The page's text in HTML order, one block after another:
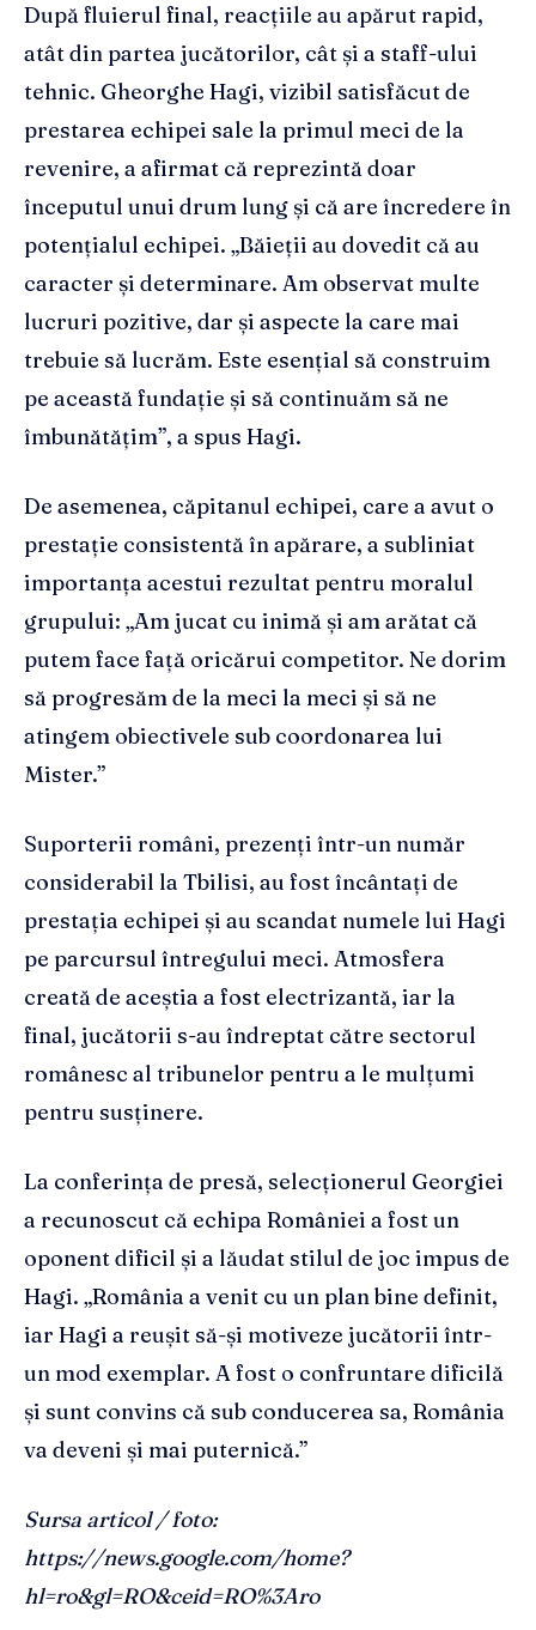
După fluierul final, reacțiile au apărut rapid,
atât din partea jucătorilor, cât și a staff-ului
tehnic. Gheorghe Hagi, vizibil satisfăcut de
prestarea echipei sale la primul meci de la
revenire, a afirmat că reprezintă doar
începutul unui drum lung și că are încredere în
potențialul echipei. „Băieții au dovedit că au
caracter și determinare. Am observat multe
lucruri pozitive, dar și aspecte la care mai
trebuie să lucrăm. Este esențial să construim
pe această fundație și să continuăm să ne
îmbunătățim”, a spus Hagi.
De asemenea, căpitanul echipei, care a avut o
prestație consistentă în apărare, a subliniat
importanța acestui rezultat pentru moralul
grupului: „Am jucat cu inimă și am arătat că
putem face față oricărui competitor. Ne dorim
să progresăm de la meci la meci și să ne
atingem obiectivele sub coordonarea lui
Mister.”
Suporterii români, prezenți într-un număr
considerabil la Tbilisi, au fost încântați de
prestația echipei și au scandat numele lui Hagi
pe parcursul întregului meci. Atmosfera
creată de aceștia a fost electrizantă, iar la
final, jucătorii s-au îndreptat către sectorul
românesc al tribunelor pentru a le mulțumi
pentru susținere.
La conferința de presă, selecționerul Georgiei
a recunoscut că echipa României a fost un
oponent dificil și a lăudat stilul de joc impus de
Hagi. „România a venit cu un plan bine definit,
iar Hagi a reușit să-și motiveze jucătorii într-
un mod exemplar. A fost o confruntare dificilă
și sunt convins că sub conducerea sa, România
va deveni și mai puternică.”
Sursa articol / foto:
https://news.google.com/home?
hl=ro&gl=RO&ceid=RO%3Aro